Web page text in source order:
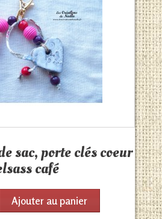
sac, porte clés coeur
café
Ajouter au panier